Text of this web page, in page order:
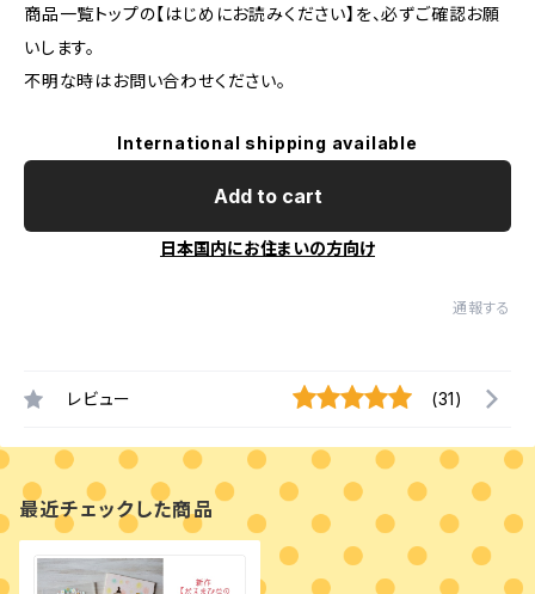
商品一覧トップの【はじめにお読みください】を、必ずご確認お願
いします。
不明な時はお問い合わせください。
International shipping available
Add to cart
日本国内にお住まいの方向け
通報する
レビュー (31)
最近チェックした商品